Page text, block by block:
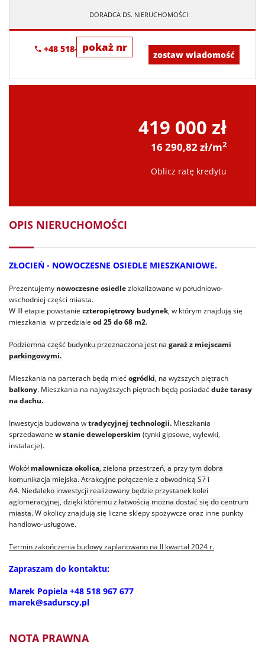
DORADCA DS. NIERUCHOMOŚCI
pokaż nr
+48 518-967-677
zostaw wiadomość
419 000 zł
16 290,82 zł/m2
Oblicz ratę kredytu
OPIS NIERUCHOMOŚCI
ZŁOCIEŃ - NOWOCZESNE OSIEDLE MIESZKANIOWE.
Prezentujemy nowoczesne osiedlezlokalizowane w południowo-
wschodniej części miasta.
W III etapie powstanie czteropiętrowy budynek, w którym znajdują się
mieszkania w przedziale od 25 do 68 m2.
Podziemna część budynku przeznaczona jest na garaż z miejscami
parkingowymi.
Mieszkania na parterach będą miećogródki, na wyższych piętrach
balkony. Mieszkania na najwyższych piętrach będą posiadaćduże tarasy
na dachu.
Inwestycja budowana wtradycyjnej technologii. Mieszkania
sprzedawane w stanie deweloperskim (tynki gipsowe, wylewki,
instalacje).
Wokół malownicza okolica, zielona przestrzeń, a przy tym dobra
komunikacja miejska. Atrakcyjne połączenie z obwodnicą S7 i
A4. Niedaleko inwestycji realizowany będzie przystanek kolei
aglomeracyjnej, dzięki któremu z łatwością można dostać się do centrum
miasta.W okolicy znajdują się liczne sklepy spożywcze oraz inne punkty
handlowo-usługowe.
Termin zakończenia budowy zaplanowano na II kwartał 2024 r.
Zapraszam do kontaktu:
Marek Popiela +48 518 967 677
marek@sadurscy.pl
NOTA PRAWNA